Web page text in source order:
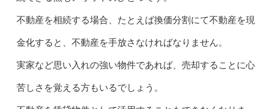
不動産を相続する場合、たとえば換価分割にて不動産を現
金化すると、不動産を手放さなければなりません。
実家など思い入れの強い物件であれば、売却することに心
苦しさを覚える方もいるでしょう。